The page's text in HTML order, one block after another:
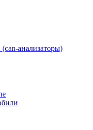
анализаторы)